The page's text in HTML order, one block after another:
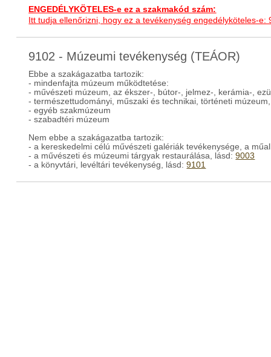
ENGEDÉLYKÖTELES-e ez a szakmakód szám:
Itt tudja ellenőrizni, hogy ez a tevékenység engedélyköteles-e:
9102 - Múzeumi tevékenység (TEÁOR)
Ebbe a szakágazatba tartozik:
- mindenfajta múzeum működtetése:
- művészeti múzeum, az ékszer-, bútor-, jelmez-, kerámia-,
- természettudományi, műszaki és technikai, történeti
- egyéb szakmúzeum
- szabadtéri múzeum
Nem ebbe a szakágazatba tartozik:
- a kereskedelmi célú művészeti galériák tevékenysége, a
- a művészeti és múzeumi tárgyak restaurálása, lásd:9003
- a könyvtári, levéltári tevékenység, lásd:9101